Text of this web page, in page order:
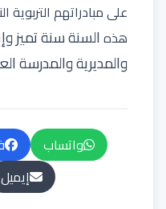
على مبادراتهم التربوية
هذه السنة سنة تميز
والمديرية والمدرسة
واتساب
إيميل